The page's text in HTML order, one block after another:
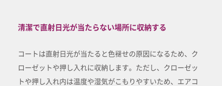
清潔で直射日光が当たらない場所に収納する
コートは直射日光が当たると色褪せの原因になるため、ク
ローゼットや押し入れに収納します。ただし、クローゼッ
トや押し入れ内は温度や湿気がこもりやすいため、エアコ